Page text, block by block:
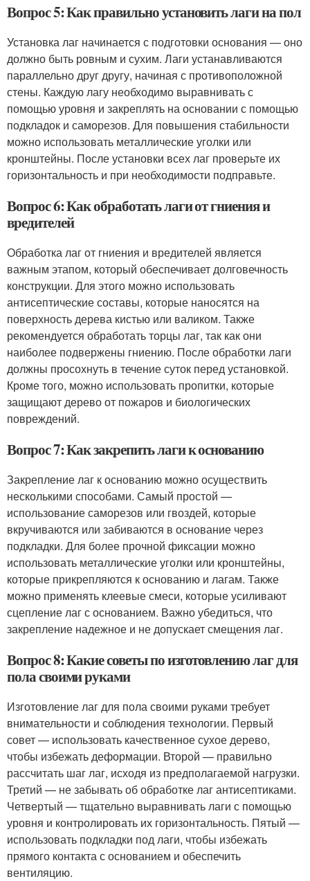
Вопрос 5: Как правильно установить лаги на пол
Установка лаг начинается с подготовки основания — оно
должно быть ровным и сухим. Лаги устанавливаются
параллельно друг другу, начиная с противоположной
стены. Каждую лагу необходимо выравнивать с
помощью уровня и закреплять на основании с помощью
подкладок и саморезов. Для повышения стабильности
можно использовать металлические уголки или
кронштейны. После установки всех лаг проверьте их
горизонтальность и при необходимости подправьте.
Вопрос 6: Как обработать лаги от гниения и
вредителей
Обработка лаг от гниения и вредителей является
важным этапом, который обеспечивает долговечность
конструкции. Для этого можно использовать
антисептические составы, которые наносятся на
поверхность дерева кистью или валиком. Также
рекомендуется обработать торцы лаг, так как они
наиболее подвержены гниению. После обработки лаги
должны просохнуть в течение суток перед установкой.
Кроме того, можно использовать пропитки, которые
защищают дерево от пожаров и биологических
повреждений.
Вопрос 7: Как закрепить лаги к основанию
Закрепление лаг к основанию можно осуществить
несколькими способами. Самый простой —
использование саморезов или гвоздей, которые
вкручиваются или забиваются в основание через
подкладки. Для более прочной фиксации можно
использовать металлические уголки или кронштейны,
которые прикрепляются к основанию и лагам. Также
можно применять клеевые смеси, которые усиливают
сцепление лаг с основанием. Важно убедиться, что
закрепление надежное и не допускает смещения лаг.
Вопрос 8: Какие советы по изготовлению лаг для
пола своими руками
Изготовление лаг для пола своими руками требует
внимательности и соблюдения технологии. Первый
совет — использовать качественное сухое дерево,
чтобы избежать деформации. Второй — правильно
рассчитать шаг лаг, исходя из предполагаемой нагрузки.
Третий — не забывать об обработке лаг антисептиками.
Четвертый — тщательно выравнивать лаги с помощью
уровня и контролировать их горизонтальность. Пятый —
использовать подкладки под лаги, чтобы избежать
прямого контакта с основанием и обеспечить
вентиляцию.